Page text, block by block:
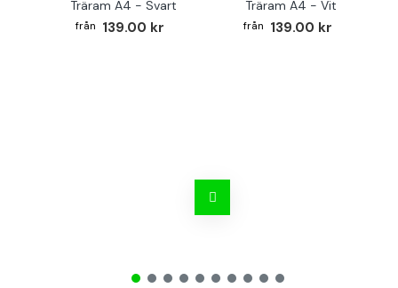
Träram A4 - Svart
139.00 kr
Träram A4 - Vit
139.00 kr